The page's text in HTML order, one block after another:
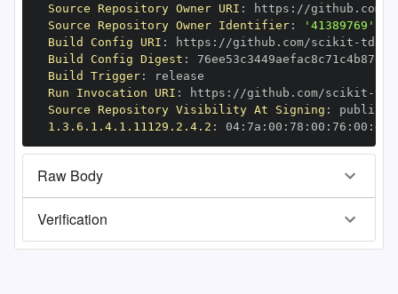
Source Repository Owner URI : https : //github.com/
Source Repository Owner Identifier:
'41389769'
Build Config URI : https : //github.com/scikit -
Build Config Digest :
Build Trigger:
Run Invocation URI : https : //github.com/scikit -
Source Repository Visibility At Signing :
1.3.6.1.4.1.11129.2.4.2 : 04: 7a : 00 : 78 : 00 : 76 : 00 : dd
Raw Body
Verification